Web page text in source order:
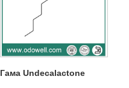
Гама Undecalactone